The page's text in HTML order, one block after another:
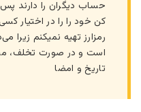
حساب دیگران را دارند
کن خود را را در اختیار
رمزارز تهیه نمیکنم زیرا
است و در صورت تخلف،
تاریخ و امضا